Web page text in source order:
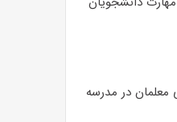
معلمان در مدرسه